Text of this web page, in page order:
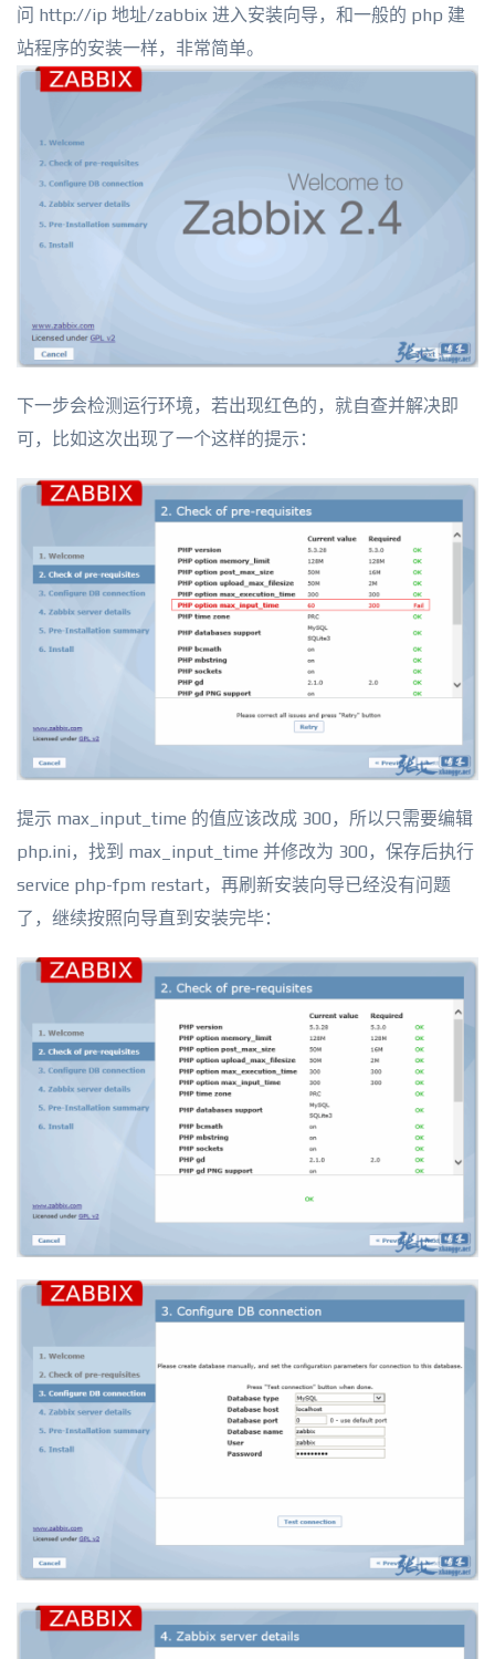
问 http://ip 地址/zabbix 进入安装向导，和一般的 php 建
站程序的安装一样，非常简单。
下一步会检测运行环境，若出现红色的，就自查并解决即
可，比如这次出现了一个这样的提示：
提示 max_input_time 的值应该改成 300，所以只需要编辑
php.ini，找到 max_input_time 并修改为 300，保存后执行
service php-fpm restart，再刷新安装向导已经没有问题
了，继续按照向导直到安装完毕：